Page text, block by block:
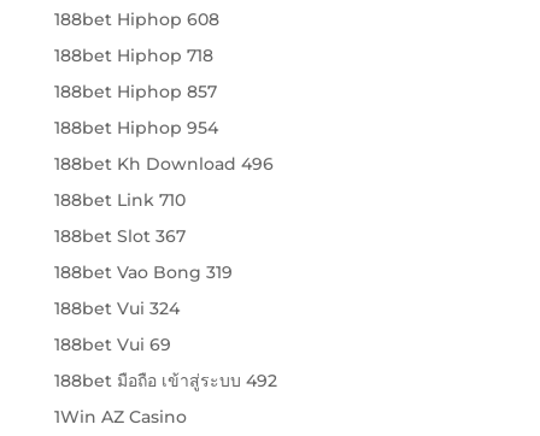
188bet Hiphop 608
188bet Hiphop 718
188bet Hiphop 857
188bet Hiphop 954
188bet Kh Download 496
188bet Link 710
188bet Slot 367
188bet Vao Bong 319
188bet Vui 324
188bet Vui 69
188bet มือถือ เข้าสู่ระบบ 492
1Win AZ Casino